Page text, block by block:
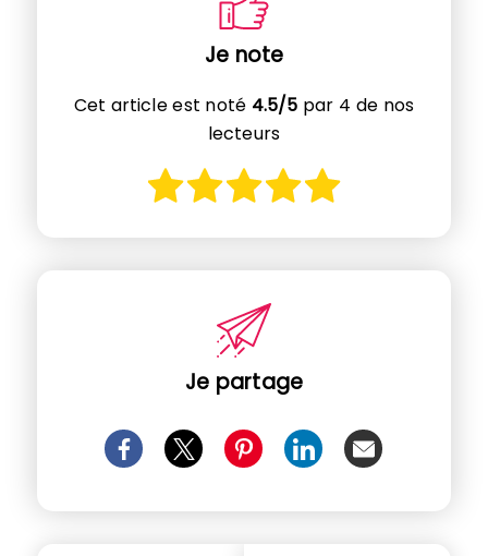
Je note
Cet article est noté 4.5/5 par 4 de nos
lecteurs
Je partage